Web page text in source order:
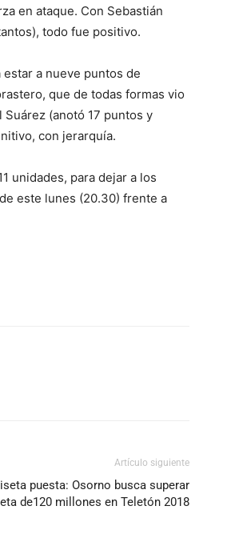
en ataque. Con Sebastián
todo fue positivo.
a nueve puntos de
que de todas formas vio
(anotó 17 puntos y
con jerarquía.
unidades, para dejar a los
este lunes (20.30) frente a
Artículo siguiente
puesta: Osorno busca superar
de120 millones en Teletón 2018